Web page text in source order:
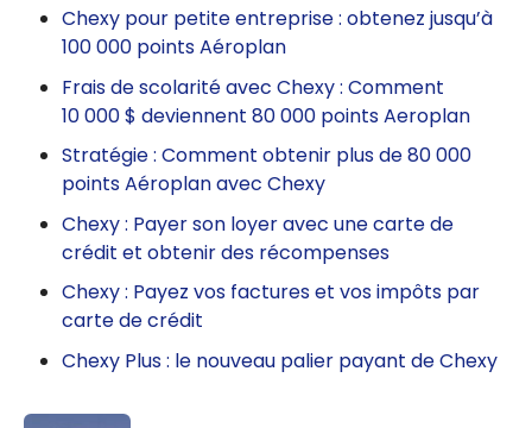
Chexy pour petite entreprise : obtenez jusqu’à
100 000 points Aéroplan
Frais de scolarité avec Chexy : Comment
10 000 $ deviennent 80 000 points Aeroplan
Stratégie : Comment obtenir plus de 80 000
points Aéroplan avec Chexy
Chexy : Payer son loyer avec une carte de
crédit et obtenir des récompenses
Chexy : Payez vos factures et vos impôts par
carte de crédit
Chexy Plus : le nouveau palier payant de Chexy